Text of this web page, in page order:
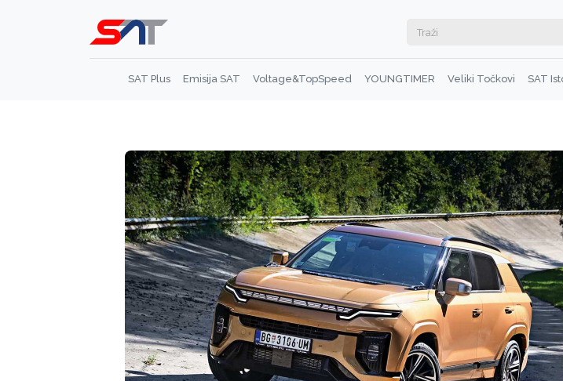
SAT Plus Emisija SAT Voltage&TopSpeed YOUNGTIMER Veliki Točkovi SAT